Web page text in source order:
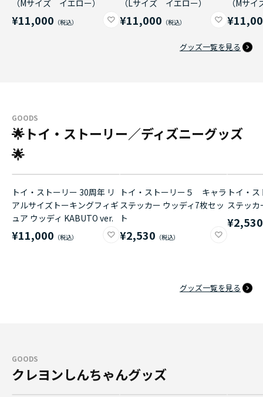
（Mサイズ イエロー）
¥11,000
（Lサイズ イエロー）
¥11,000
（Mサ
グッズ一覧を見る
GOODS
🌟トイ・ストーリー／ディズニーグッズ
🌟
トイ・ストーリー 30周年 リ
アルサイズトーキングフィギ
ュア ウッディ KABUTO ver.
¥11,000
トイ・ストーリー５ キャラ
ステッカー ウッディ7枚セッ
ト
¥2,530
トイ・
ステッカ
¥2,530
グッズ一覧を見る
GOODS
クレヨンしんちゃんグッズ